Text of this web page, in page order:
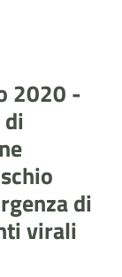
2020 -
di
virali